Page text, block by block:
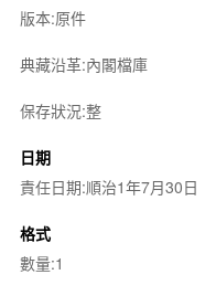
版本:原件
典藏沿革:內閣檔庫
保存狀況:整
日期
責任日期:順治1年7月30日
格式
數量:1